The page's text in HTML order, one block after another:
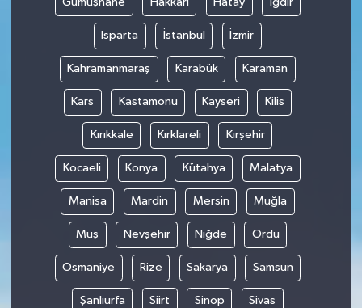
Isparta İstanbul İzmir
Kahramanmaraş Karabük Karaman
Kars Kastamonu Kayseri Kilis
Kırıkkale Kırklareli Kırşehir
Kocaeli Konya Kütahya Malatya
Manisa Mardin Mersin Muğla
Muş Nevşehir Niğde Ordu
Osmaniye Rize Sakarya Samsun
Şanlıurfa Siirt Sinop Sivas